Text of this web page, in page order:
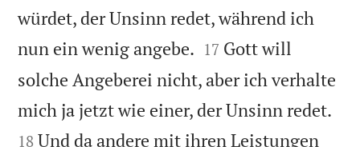
würdet, der Unsinn redet, während ich
nun ein wenig angebe. 

17 Gott will
solche Angeberei nicht, aber ich verhalte
mich ja jetzt wie einer, der Unsinn redet.
18 Und da andere mit ihren Leistungen